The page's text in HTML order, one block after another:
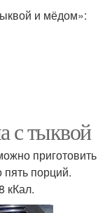
и мёдом»:
с тыквой
приготовить
порций.
кКал.